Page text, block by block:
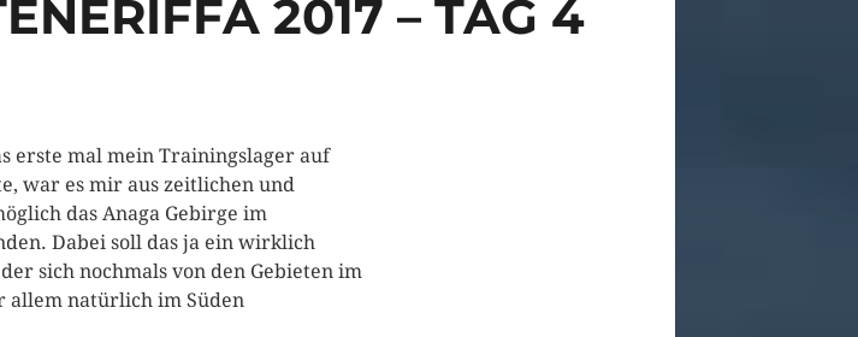
2017 – TAG 4
erste mal mein Trainingslager auf
war es mir aus zeitlichen und
das Anaga Gebirge im
Dabei soll das ja ein wirklich
sich nochmals von den Gebieten im
allem natürlich im Süden